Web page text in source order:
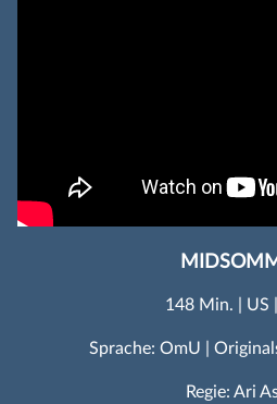
148 Min. | US
Sprache: OmU |
Regie: Ari